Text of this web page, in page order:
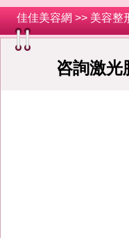
佳佳美容網 >> 美容整
咨詢激光